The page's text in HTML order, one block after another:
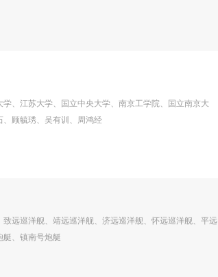
、江苏大学、国立中央大学、南京工学院、国立南京大
顾毓琇、吴有训、周鸿经
远巡洋舰、靖远巡洋舰、济远巡洋舰、怀远巡洋舰、平远
艇、镇南号炮艇